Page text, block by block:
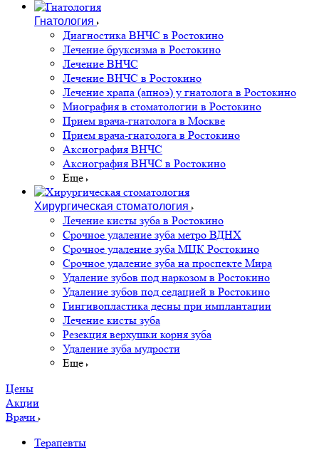
Гнатология
Диагностика ВНЧС в Ростокино
Лечение бруксизма в Ростокино
Лечение ВНЧС
Лечение ВНЧС в Ростокино
Лечение храпа (апноэ) у гнатолога в Ростокино
Миография в стоматологии в Ростокино
Прием врача-гнатолога в Москве
Прием врача-гнатолога в Ростокино
Аксиография ВНЧС
Аксиография ВНЧС в Ростокино
Еще
Хирургическая стоматология
Лечение кисты зуба в Ростокино
Срочное удаление зуба метро ВДНХ
Срочное удаление зуба МЦК Ростокино
Срочное удаление зуба на проспекте Мира
Удаление зубов под наркозом в Ростокино
Удаление зубов под седацией в Ростокино
Гингивопластика десны при имплантации
Лечение кисты зуба
Резекция верхушки корня зуба
Удаление зуба мудрости
Еще
Цены
Акции
Врачи
Терапевты